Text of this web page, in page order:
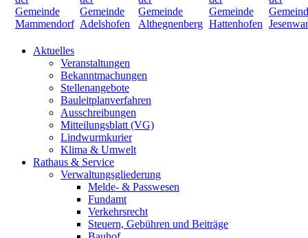
Aktuelles
Veranstaltungen
Bekanntmachungen
Stellenangebote
Bauleitplanverfahren
Ausschreibungen
Mitteilungsblatt (VG)
Lindwurmkurier
Klima & Umwelt
Rathaus & Service
Verwaltungsgliederung
Melde- & Passwesen
Fundamt
Verkehrsrecht
Steuern, Gebühren und Beiträge